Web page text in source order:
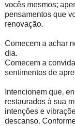
vocês mesmos;
pensamentos que
renovação.
Comecem a achar
dia.
Comecem a
sentimentos de
Intencionem que,
restaurados à sua
intenções e
descanso.